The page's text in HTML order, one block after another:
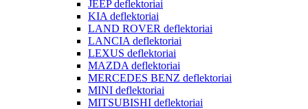
JEEP deflektoriai
KIA deflektoriai
LAND ROVER deflektoriai
LANCIA deflektoriai
LEXUS deflektoriai
MAZDA deflektoriai
MERCEDES BENZ deflektoriai
MINI deflektoriai
MITSUBISHI deflektoriai